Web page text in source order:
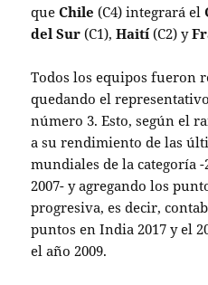
queChile (C4) integrará el
del Sur(C1),Haití(C2) y
Todos los equipos fueron
quedando el
número 3. Esto, según el
a su rendimiento de las
mundiales de la categoría -
2007- y agregando los
progresiva, es decir,
puntos en India 2017 y el
el año 2009.